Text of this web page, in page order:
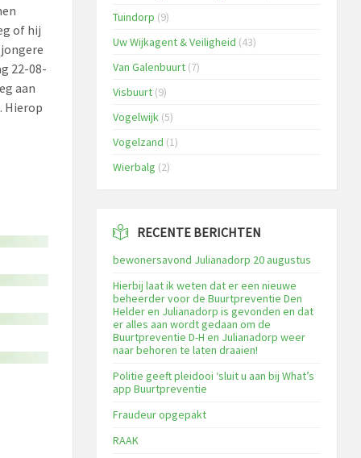
of hij
22-08-
aan
Hierop
Tuindorp (9)
Uw Wijkagent & Veiligheid (43)
Van Galenbuurt(7)
Visbuurt(9)
Vogelwijk(5)
Vogelzand (1)
Wierbalg (2)
RECENTE BERICHTEN
bewonersavond Julianadorp 20 augustus
Hierbij laat ik weten dat er een nieuwe
beheerder voor de Buurtpreventie Den
Helder en Julianadorp is gevonden en dat
er alles aan wordt gedaan om de
Buurtpreventie D-H en Julianadorp weer
naar behoren te laten draaien!
Politie geeft pleidooi ‘sluit u aan bij What’s
app Buurtpreventie
Fraudeur opgepakt
RAAK